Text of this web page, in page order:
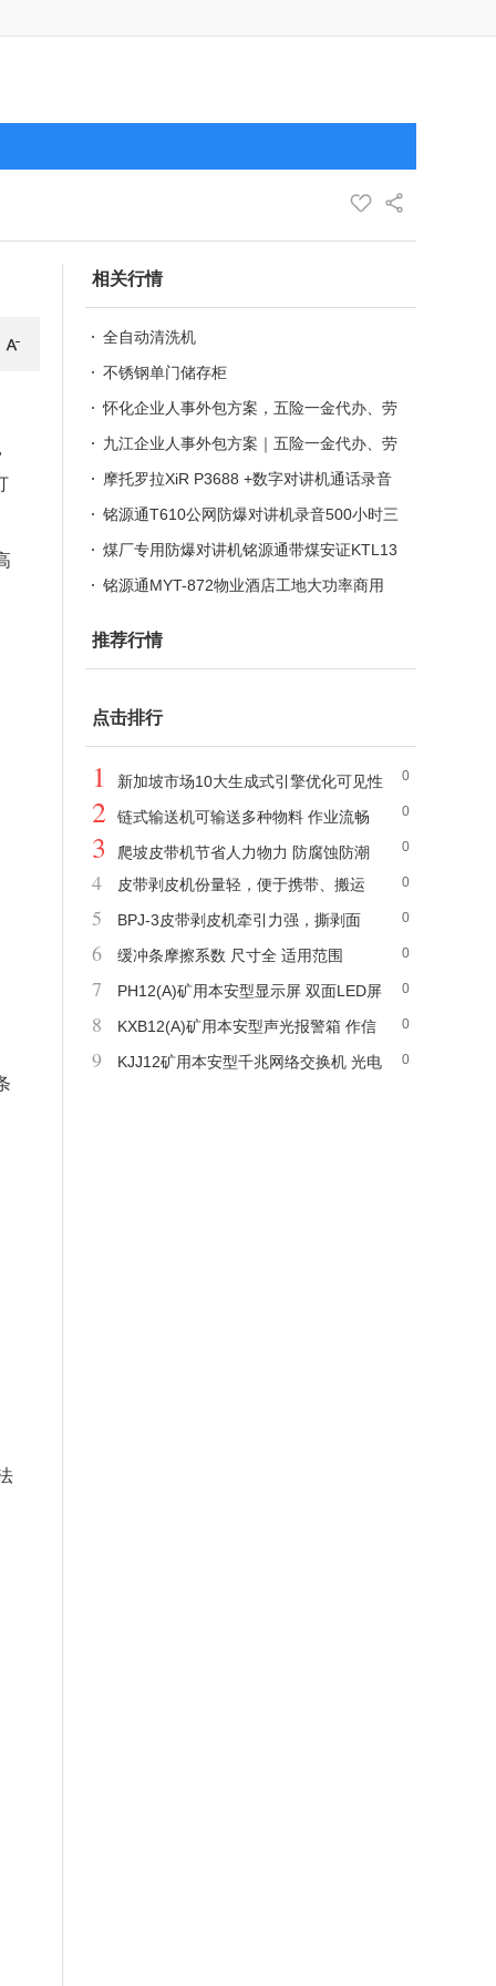
相关行情
全自动清洗机
不锈钢单门储存柜
怀化企业人事外包方案，五险一金代办、劳
务派遣合规用工服务
九江企业人事外包方案｜五险一金代办、劳
务派遣合规用工服务
摩托罗拉XiR P3688 +数字对讲机通话录音
回放、GPS /北斗定位
铭源通T610公网防爆对讲机录音500小时三
分钟预警提醒
煤厂专用防爆对讲机铭源通带煤安证KTL13
7-S
铭源通MYT-872物业酒店工地大功率商用
推荐行情
点击排行
0
1
新加坡市场10大生成式引擎优化可见性
监测工具评估
0
2 链式输送机可输送多种物料 作业流畅
0
3 爬坡皮带机节省人力物力 防腐蚀防潮
0
4 皮带剥皮机份量轻，便于携带、搬运
0
5
BPJ-3皮带剥皮机牵引力强，撕剥面
大、速度快
0
6 缓冲条摩擦系数 尺寸全 适用范围
0
7
PH12(A)矿用本安型显示屏 双面LED屏
同步显示
0
8
KXB12(A)矿用本安型声光报警箱 作信
号提示及播放安全、警示用语音
0
9
KJJ12矿用本安型千兆网络交换机 光电